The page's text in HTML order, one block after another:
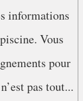
informations
Vous
pour
pas tout...